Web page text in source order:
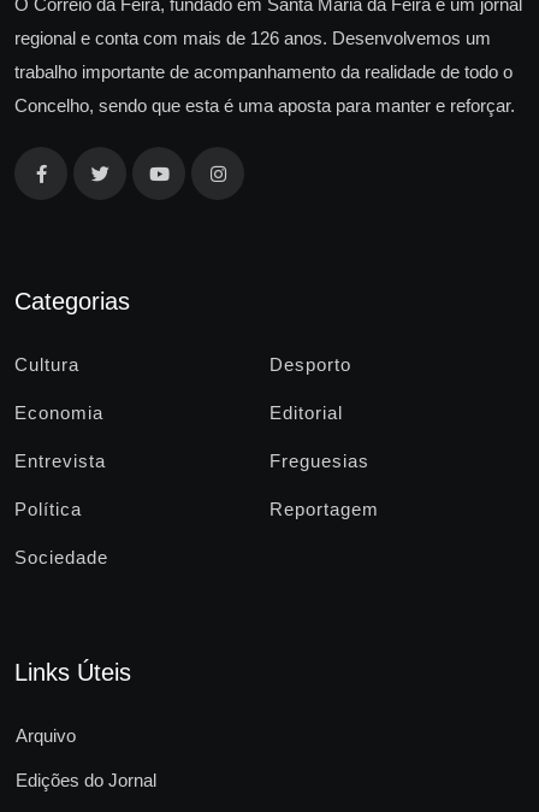
O Correio da Feira, fundado em Santa Maria da Feira é um jornal
regional e conta com mais de 126 anos. Desenvolvemos um
trabalho importante de acompanhamento da realidade de todo o
Concelho, sendo que esta é uma aposta para manter e reforçar.
Categorias
Cultura Desporto
Economia Editorial
Entrevista Freguesias
Política Reportagem
Sociedade
Links Úteis
Arquivo
Edições do Jornal